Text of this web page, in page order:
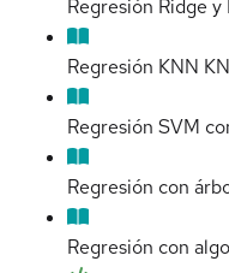
Regresión Ridge y
Regresión KNN
Regresión SVM
Regresión con
Regresión con